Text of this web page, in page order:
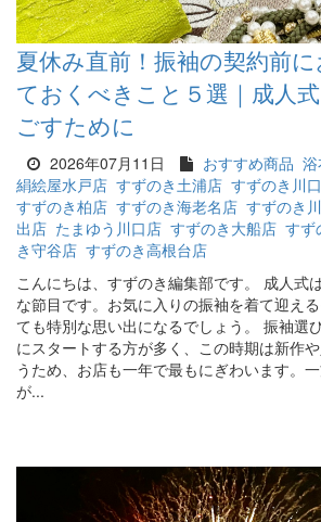
夏休み直前！振袖の契約前
ておくべきこと５選｜成人
ごすために
2026年07月11日 おすすめ商品
絹絵屋水戸店 すずのき土浦店 すずのき川
すずのき柏店 すずのき海老名店 すずのき
出店 たまゆう川口店 すずのき大船店 すず
き守谷店 すずのき高根台店
こんにちは、すずのき編集部です。 成人式
な節目です。お気に入りの振袖を着て迎え
ても特別な思い出になるでしょう。 振袖選
にスタートする方が多く、この時期は新作
うため、お店も一年で最もにぎわいます。
が...